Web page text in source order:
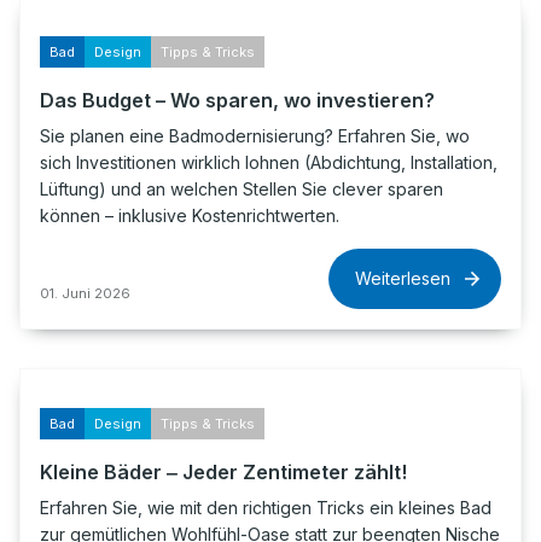
Bad Design Tipps & Tricks
Das Budget – Wo sparen, wo investieren?
Sie planen eine Badmodernisierung? Erfahren Sie, wo
sich Investitionen wirklich lohnen (Abdichtung, Installation,
Lüftung) und an welchen Stellen Sie clever sparen
können – inklusive Kostenrichtwerten.
01. Juni 2026
Weiterlesen
Bad Design Tipps & Tricks
Kleine Bäder ‒ Jeder Zentimeter zählt!
Erfahren Sie, wie mit den richtigen Tricks ein kleines Bad
zur gemütlichen Wohlfühl-Oase statt zur beengten Nische